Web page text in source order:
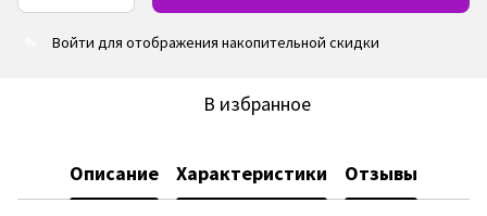
Войти для отображения накопительной скидки
В избранное
Описание Характеристики Отзывы